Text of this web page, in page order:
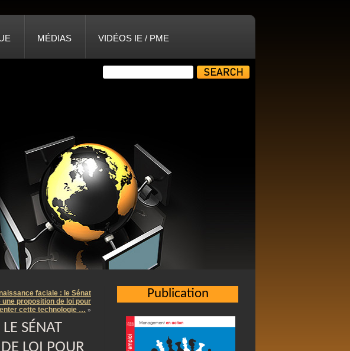
MÉDIAS VIDÉOS IE / PME
faciale : le Sénat
une proposition de loi pour
cette technologie … »
SÉNAT
LOI POUR
Publication